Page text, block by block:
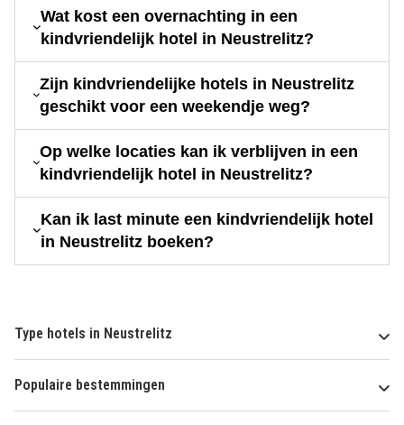
Wat kost een overnachting in een
kindvriendelijk hotel in Neustrelitz?
Zijn kindvriendelijke hotels in Neustrelitz
geschikt voor een weekendje weg?
Op welke locaties kan ik verblijven in een
kindvriendelijk hotel in Neustrelitz?
Kan ik last minute een kindvriendelijk hotel
in Neustrelitz boeken?
Type hotels in Neustrelitz
Populaire bestemmingen